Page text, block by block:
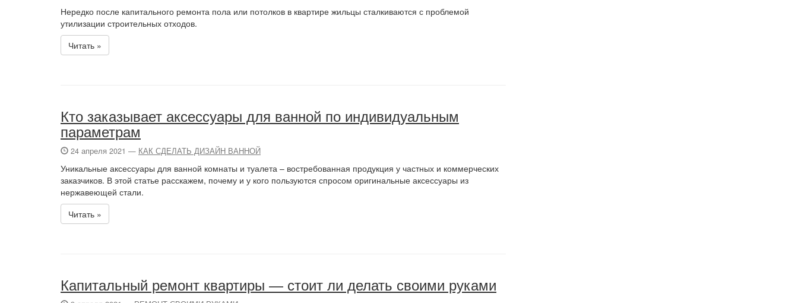
Нередко после капитального ремонта пола или потолков в квартире жильцы сталкиваются с проблемой
утилизации строительных отходов.
Читать »
Кто заказывает аксессуары для ванной по индивидуальным
параметрам
24 апреля 2021 — КАК СДЕЛАТЬ ДИЗАЙН ВАННОЙ
Уникальные аксессуары для ванной комнаты и туалета – востребованная продукция у частных и коммерческих
заказчиков. В этой статье расскажем, почему и у кого пользуются спросом оригинальные аксессуары из
нержавеющей стали.
Читать »
Капитальный ремонт квартиры — стоит ли делать своими руками